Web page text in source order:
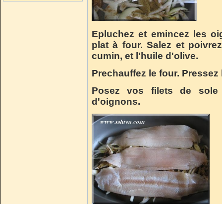
Epluchez et emincez les
plat à four. Salez et
cumin, et l'huile d'olive.
Prechauffez le four.
Posez vos filets de
d'oignons.